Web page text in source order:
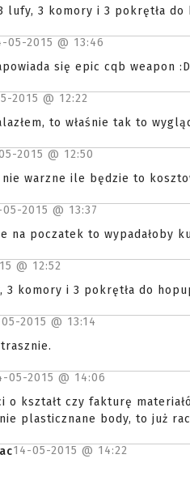
lufy, 3 komory i 3 pokrętła do
05-2015 @ 13:46
się epic cqb weapon :D
2015 @ 12:22
to właśnie tak to
2015 @ 12:50
nie warzne ile będzie to
2015 @ 13:37
na poczatek to wypadałoby
@ 12:52
3 komory i 3 pokrętła do
2015 @ 13:14
05-2015 @ 14:06
o kształt czy fakturę
plasticznane body, to już
14-05-2015 @ 14:22